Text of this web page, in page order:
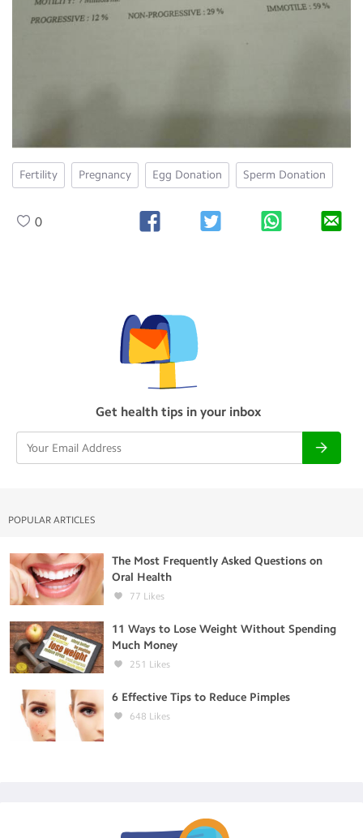
Fertility Pregnancy Egg Donation Sperm Donation
0
Get health tips in your inbox
POPULAR ARTICLES
The Most Frequently Asked Questions on
Oral Health
77 Likes
11 Ways to Lose Weight Without Spending
Much Money
251 Likes
6 Effective Tips to Reduce Pimples
648 Likes